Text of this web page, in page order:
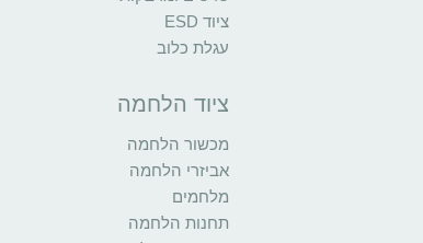
ציוד ESD
עגלת כלוב
ציוד הלחמה
מכשור הלחמה
אביזרי הלחמה
מלחמים
תחנות הלחמה